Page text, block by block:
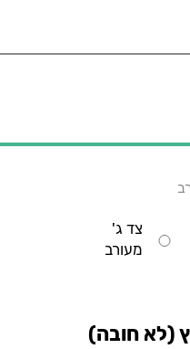
צד ג'
מעורב
(לא חובה)